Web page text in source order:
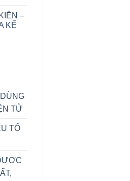
–
KẾ
TỬ
TỐ